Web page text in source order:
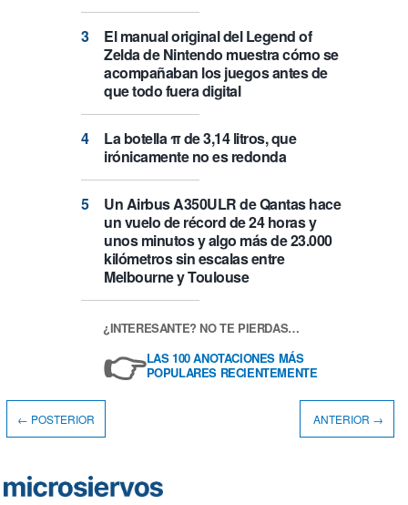
El manual original del Legend of
Zelda de Nintendo muestra cómo se
acompañaban los juegos antes de
que todo fuera digital
La botella π de 3,14 litros, que
irónicamente no es redonda
Un Airbus A350ULR de Qantas hace
un vuelo de récord de 24 horas y
unos minutos y algo más de 23.000
kilómetros sin escalas entre
Melbourne y Toulouse
¿INTERESANTE? NO TE PIERDAS…
👉LAS 100 ANOTACIONES MÁS
POPULARES RECIENTEMENTE
← POSTERIOR ANTERIOR →